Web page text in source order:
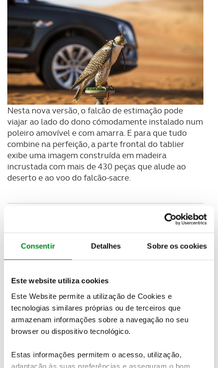
Consentir Detalhes Sobre os cookies
Este website utiliza cookies
Este Website permite a utilização de Cookies e
tecnologias similares próprias ou de terceiros que
armazenam informações sobre a navegação no seu
browser ou dispositivo tecnológico.
Estas informações permitem o acesso, utilização,
adaptação às suas preferências e asseguram o bom
Nesta nova versão, o falcão de estimação pode
viajar ao lado do dono cómodamente instalado num
poleiro amovível e com amarra. E para que tudo
combine na perfeição, a parte frontal do tablier
exibe uma imagem construída em madeira
incrustada com mais de 430 peças que alude ao
deserto e ao voo do falcão-sacre.